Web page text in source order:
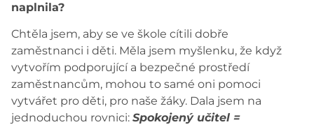
naplnila?
Chtěla jsem, aby se ve škole cítili dobře
zaměstnanci i děti. Měla jsem myšlenku, že když
vytvořím podporující a bezpečné prostředí
zaměstnancům, mohou to samé oni pomoci
vytvářet pro děti, pro naše žáky. Dala jsem na
jednoduchou rovnici: Spokojený učitel =